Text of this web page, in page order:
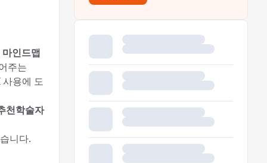
인드맵
주는
용에 도
천학술자
니다.